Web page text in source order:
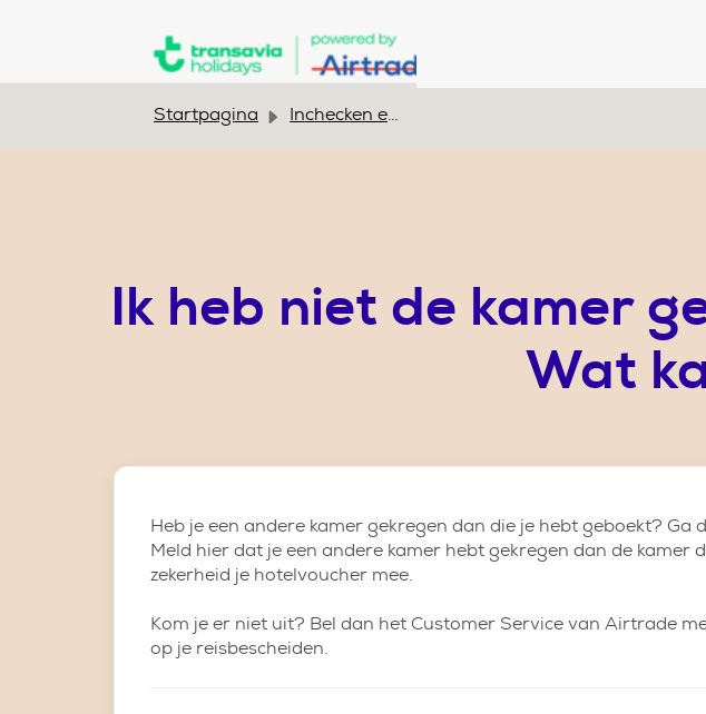
Startpagina Inchecken en op reis
Ik heb niet de kamer
Wat
Heb je een andere kamer gekregen dan die je hebt geboekt?
Meld hier dat je een andere kamer hebt gekregen dan de kamer
zekerheid je hotelvoucher mee.
Kom je er niet uit? Bel dan het Customer Service van Airtrade
op je reisbescheiden.